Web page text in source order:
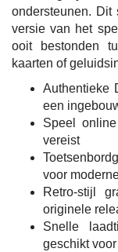
ondersteunen.
versie van het
ooit bestonden
kaarten of
Authentieke
een
Speel
vereist
voor
Retro-stijl
originele
Snelle
geschikt